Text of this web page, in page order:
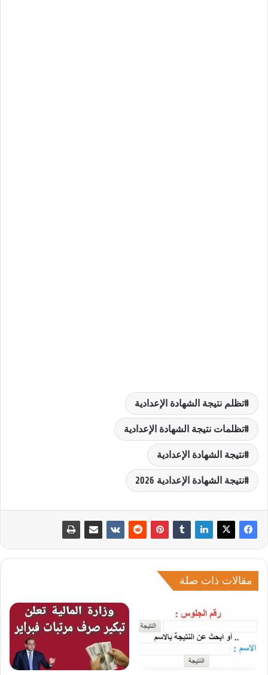
تظلم نتيجة الشهادة الإعدادية
تظلمات نتيجة الشهادة الإعدادية
نتيجة الشهادة الإعدادية
نتيجة الشهادة الإعدادية 2026
مقالات ذات صلة